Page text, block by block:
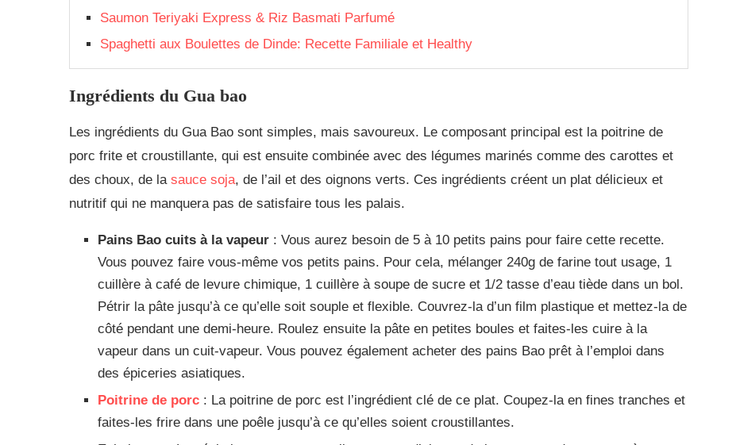
Saumon Teriyaki Express & Riz Basmati Parfumé
Spaghetti aux Boulettes de Dinde: Recette Familiale et Healthy
Ingrédients du Gua bao
Les ingrédients du Gua Bao sont simples, mais savoureux. Le composant principal est la poitrine de
porc frite et croustillante, qui est ensuite combinée avec des légumes marinés comme des carottes et
des choux, de la sauce soja, de l’ail et des oignons verts. Ces ingrédients créent un plat délicieux et
nutritif qui ne manquera pas de satisfaire tous les palais.
Pains Bao cuits à la vapeur : Vous aurez besoin de 5 à 10 petits pains pour faire cette recette.
Vous pouvez faire vous-même vos petits pains. Pour cela, mélanger 240g de farine tout usage, 1
cuillère à café de levure chimique, 1 cuillère à soupe de sucre et 1/2 tasse d’eau tiède dans un bol.
Pétrir la pâte jusqu’à ce qu’elle soit souple et flexible. Couvrez-la d’un film plastique et mettez-la de
côté pendant une demi-heure. Roulez ensuite la pâte en petites boules et faites-les cuire à la
vapeur dans un cuit-vapeur. Vous pouvez également acheter des pains Bao prêt à l’emploi dans
des épiceries asiatiques.
Poitrine de porc : La poitrine de porc est l’ingrédient clé de ce plat. Coupez-la en fines tranches et
faites-les frire dans une poêle jusqu’à ce qu’elles soient croustillantes.